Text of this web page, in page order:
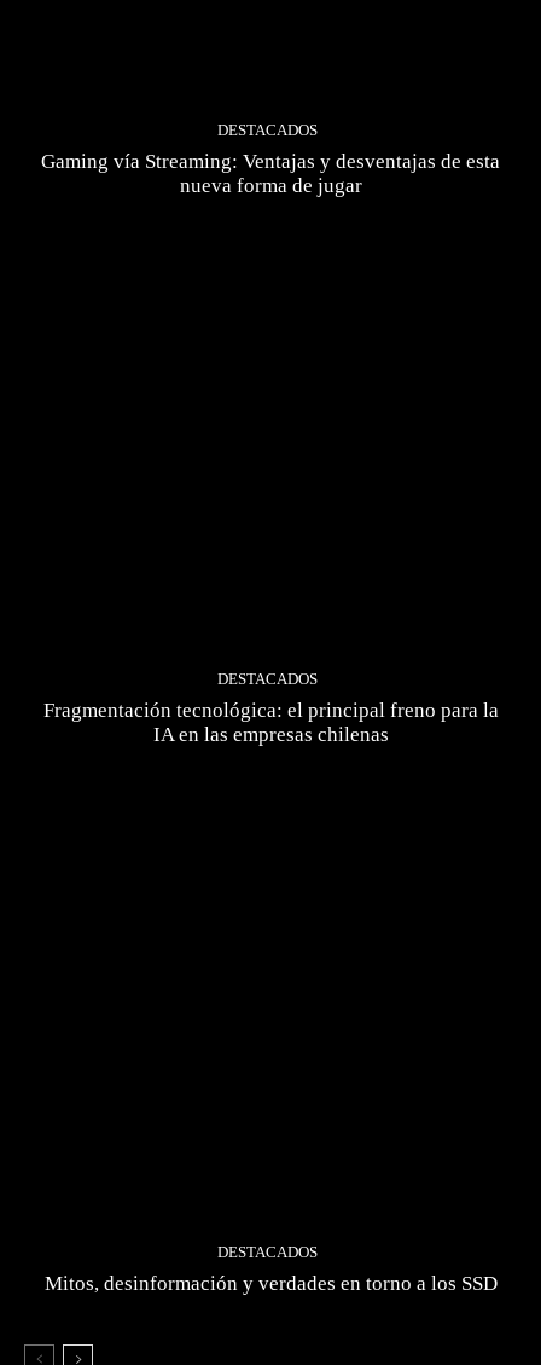
DESTACADOS
Gaming vía Streaming: Ventajas y desventajas de esta
nueva forma de jugar
DESTACADOS
Fragmentación tecnológica: el principal freno para la
IA en las empresas chilenas
DESTACADOS
Mitos, desinformación y verdades en torno a los SSD